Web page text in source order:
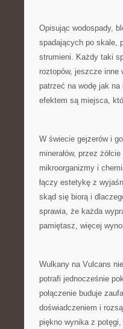
Opisując wodospady,
spadających po skale,
strumieni. Każdy taki
roztopów, jeszcze inne
patrzeć na wodę jak
efektem są miejsca,
W świecie gejzerów i
minerałów, przez
mikroorganizmy i
łączy estetykę z
skąd się biorą i
sprawia, że każda
pamiętasz, więcej
Wulkany na Vulcans
potrafi jednocześnie
połączenie buduje
doświadczeniem i
piękno wynika z